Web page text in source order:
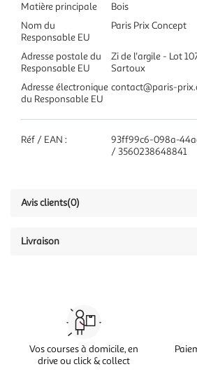
Matière principale
Bois
Nom du
Responsable EU
Paris Prix Concept
Adresse postale du
Responsable EU
Zi de l'argile - Lot
Sartoux
Adresse électronique
du Responsable EU
contact@paris-
Réf / EAN :
93ff99c6-098a-
/ 3560238648841
Avis clients(0)
Livraison
Vos courses à domicile, en
drive ou click & collect